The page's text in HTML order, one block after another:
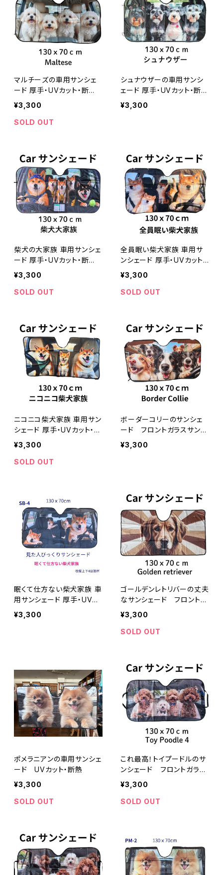
マルチーズの車用サンシェ
ード 厚手・UVカット・断
熱 犬のカーサンシェード
¥3,300
SOLD OUT
シュナウザーの車用サンシ
ェード 厚手・UVカット・断
熱 ミニチュアシュナウザ
¥3,300
柴犬の大家族 車用サンシェ
ード 厚手・UVカット・断
熱 黒柴
¥3,300
SOLD OUT
全員眠い柴犬家族 車用サ
ンシェード 厚手・UVカット・
断熱
¥3,300
SOLD OUT
ニコニコ柴犬家族 車用サン
シェード 厚手・UVカット・断
熱
¥3,300
SOLD OUT
ボーダーコリーのサンシェ
ード フロントガラスサンシ
ェード
¥3,300
眠くて仕方ない柴犬家族 車
用サンシェード 厚手・UVカ
ット・断熱
¥3,300
ゴールデンレトリバーの丈夫
なサンシェード フロントガ
ラスサンシェード
¥3,300
SOLD OUT
ポメラニアンの車用サンシェ
ード UVカット・断熱
¥3,300
SOLD OUT
これ最高！トイプードルのサ
ンシェード フロントガラス
サンシェード トイプー
¥3,300
SOLD OUT